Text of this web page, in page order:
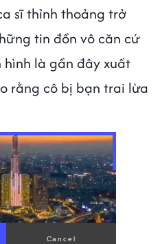
sĩ thỉnh thoảng trở
tin đồn vô căn cứ
là gần đây xuất
rằng cô bị bạn trai lừa